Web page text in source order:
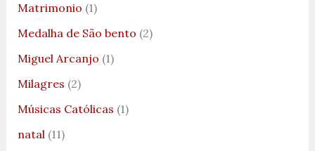
Matrimonio (1)
Medalha de São bento (2)
Miguel Arcanjo (1)
Milagres (2)
Músicas Católicas (1)
natal(11)